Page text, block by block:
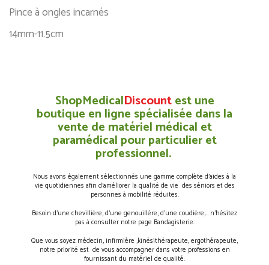
Pince à ongles incarnés
14mm-11.5cm
ShopMedicalDiscountest une
boutique en ligne spécialisée dans la
vente de matériel médical et
paramédical pour particulier et
professionnel.
Nous avons également sélectionnés une gamme complète d’aides à la
vie quotidiennes afin d’améliorer la qualité de vie des séniors et des
personnes à mobilité réduites.
Besoin d’une chevillière, d’une genouillère, d’une coudière,… n’hésitez
pas à consulter notre page Bandagisterie.
Que vous soyez médecin, infirmière ,kinésithérapeute, ergothérapeute,
notre priorité est de vous accompagner dans votre professions en
fournissant du matériel de qualité.